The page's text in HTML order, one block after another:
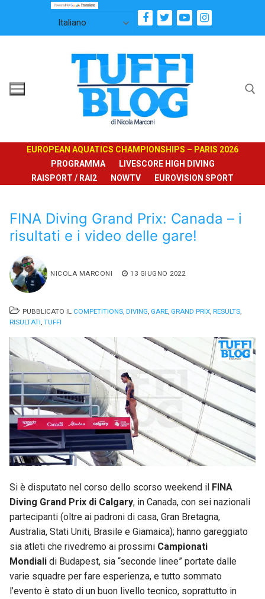
contenuto
EUROPEAN AQUATICS CHAMPIONSHIPS – PARIS 2026
PROGRAMMA
LIVESCORE HIGH DIVING
RAISPORT / RAI2
NOWTV EUROVISION SPORT
FINA Diving Grand Prix: Canada – i
risultati e i video delle gare!
NICOLA MARCONI 13 GIUGNO 2022
PUBBLICATO IL COMPETITIONS, DIVING, GARE, GRAND PRIX, RESULTS,
RISULTATI, TUFFI
Si è disputato nel corso dello scorso weekend il FINA
Diving Grand Prix di Calgary, in Canada, con sei nazionali
partecipanti (oltre ai padroni di casa, Gran Bretagna,
Australia, Stati Uniti, Brasile e Giamaica); hanno gareggiato
sia atleti che rivedremo ai prossimi Campionati
Mondiali di Budapest, sia “seconde linee” portate dalle
varie squadre per fare esperienza, e tutto sommato
l’evento è stato di un buon livello tecnico, soprattutto in